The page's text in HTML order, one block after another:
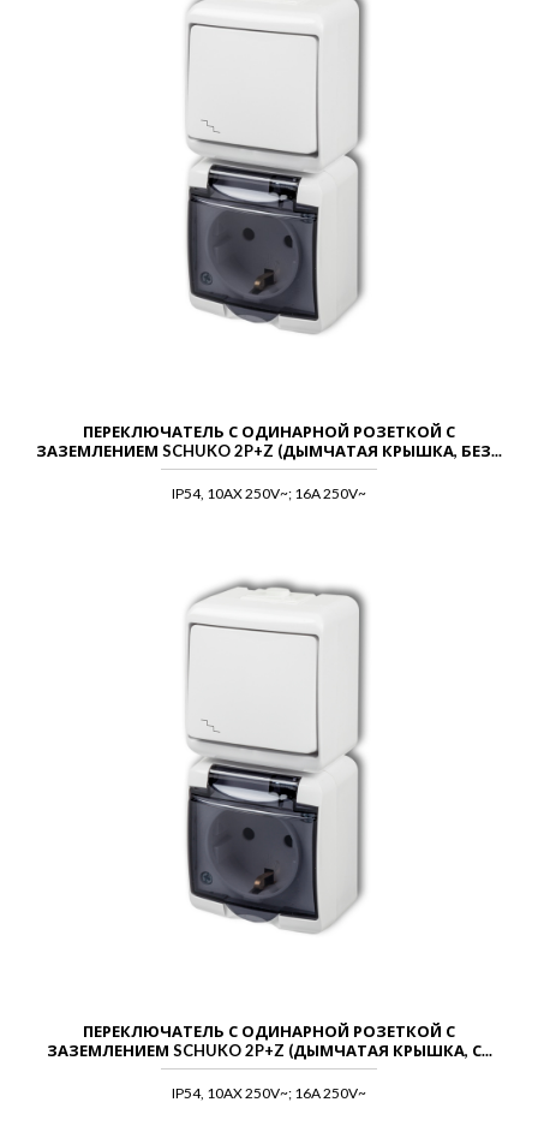
ПЕРЕКЛЮЧАТЕЛЬ С ОДИНАРНОЙ РОЗЕТКОЙ С
ЗАЗЕМЛЕНИЕМ SCHUKO 2P+Z (ДЫМЧАТАЯ КРЫШКА, БЕЗ...
IP54, 10AX 250V~; 16A 250V~
ПЕРЕКЛЮЧАТЕЛЬ С ОДИНАРНОЙ РОЗЕТКОЙ С
ЗАЗЕМЛЕНИЕМ SCHUKO 2P+Z (ДЫМЧАТАЯ КРЫШКА, С...
IP54, 10AX 250V~; 16A 250V~